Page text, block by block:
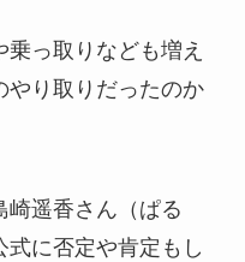
っ取りなども増え
やり取りだったのか
崎遥香さん（ぱる
式に否定や肯定もし